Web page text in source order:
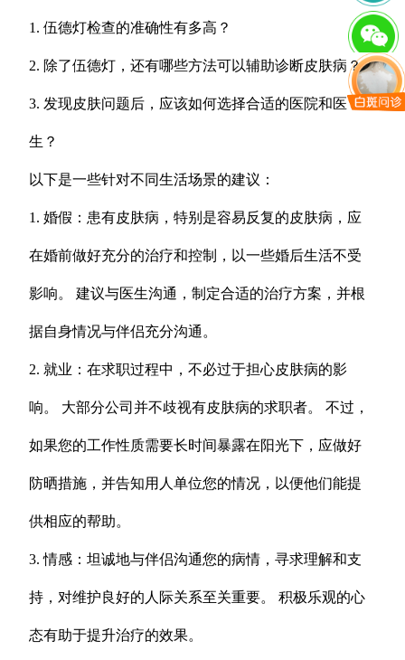
1. 伍德灯检查的准确性有多高？
2. 除了伍德灯，还有哪些方法可以辅助诊断皮肤病？
3. 发现皮肤问题后，应该如何选择合适的医院和医
生？
以下是一些针对不同生活场景的建议：
1. 婚假：患有皮肤病，特别是容易反复的皮肤病，应
在婚前做好充分的治疗和控制，以一些婚后生活不受
影响。 建议与医生沟通，制定合适的治疗方案，并根
据自身情况与伴侣充分沟通。
2. 就业：在求职过程中，不必过于担心皮肤病的影
响。 大部分公司并不歧视有皮肤病的求职者。 不过，
如果您的工作性质需要长时间暴露在阳光下，应做好
防晒措施，并告知用人单位您的情况，以便他们能提
供相应的帮助。
3. 情感：坦诚地与伴侣沟通您的病情，寻求理解和支
持，对维护良好的人际关系至关重要。 积极乐观的心
态有助于提升治疗的效果。